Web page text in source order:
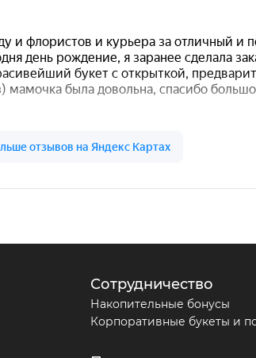
Сотрудничество
Накопительные бонусы
Корпоративные букеты и